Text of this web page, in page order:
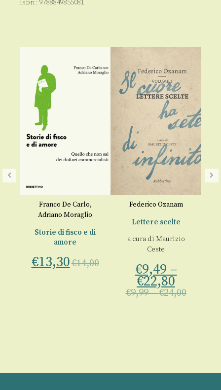
isbn: 9788849855081
Franco De Carlo,
Adriano Moraglio
Storie di fisco e di
amore
€13,30€14,00
Federico Ozanam
Lettere scelte
a cura di Maurizio
Ceste
€9,49 –
€22,80
€9,99–€24,00